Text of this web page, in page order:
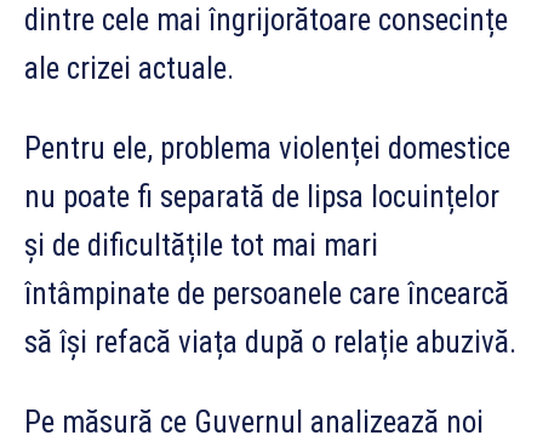
dintre cele mai îngrijorătoare consecințe
ale crizei actuale.
Pentru ele, problema violenței domestice
nu poate fi separată de lipsa locuințelor
și de dificultățile tot mai mari
întâmpinate de persoanele care încearcă
să își refacă viața după o relație abuzivă.
Pe măsură ce Guvernul analizează noi